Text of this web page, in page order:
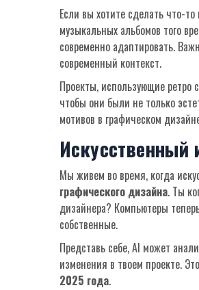
Если вы хотите сделать что-
музыкальных альбомов того
современно адаптировать.
современный контекст.
Проекты, использующие ретро
чтобы они были не только
мотивов в графическом
Искусственный
Мы живем во время, когда
графического дизайна. Ты
дизайнера? Компьютеры
собственные.
Представь себе, AI может
изменения в твоем проекте.
2025 года.